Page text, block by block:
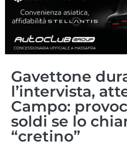
Gavettone
l’intervista,
Campo:
soldi se lo
“cretino”